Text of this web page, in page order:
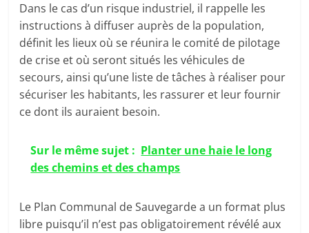
Dans le cas d’un risque industriel, il rappelle les
instructions à diffuser auprès de la population,
définit les lieux où se réunira le comité de pilotage
de crise et où seront situés les véhicules de
secours, ainsi qu’une liste de tâches à réaliser pour
sécuriser les habitants, les rassurer et leur fournir
ce dont ils auraient besoin.
Sur le même sujet : Planter une haie le long
des chemins et des champs
Le Plan Communal de Sauvegarde a un format plus
libre puisqu’il n’est pas obligatoirement révélé aux